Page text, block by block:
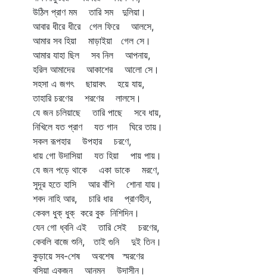
উঠিল প্রাণ মম তারি সম দুলিয়া।
আবার ধীরে ধীরে গেল ফিরে আলসে,
আমার সব হিয়া মাড়াইয়া গেল সে।
আমার যাহা ছিল সব নিল আপনায়,
হরিল আমাদের আকাশের আলো সে।
সহসা এ জগৎ ছায়াবৎ হয়ে যায়,
তাহারি চরণের শরণের লালসে।
যে জন চলিয়াছে তারি পাছে সবে ধায়,
নিখিলে যত প্রাণ যত গান ঘিরে তায়।
সকল রূপহার উপহার চরণে,
ধায় গো উদাসিয়া যত হিয়া পায় পায়।
যে জন পড়ে থাকে একা ডাকে মরণে,
সুদূর হতে হাসি আর বাঁশি শোনা যায়।
শবদ নাহি আর, চারি ধার প্রাণহীন,
কেবল ধুক্‌ ধুক্‌ করে বুক নিশিদিন।
যেন গো ধ্বনি এই তারি সেই চরণের,
কেবলি বাজে শুনি, তাই গুনি দুই তিন।
কুড়ায়ে সব-শেষ অবশেষ স্মরণের
বসিয়া একজন আনমন উদাসীন।